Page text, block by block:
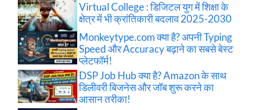
Virtual College : डिजिटल युग में शिक्षा के
क्षेत्र में भी क्रांतिकारी बदलाव 2025-2030
Monkeytype.com क्या है? अपनी Typing
Speed और Accuracy बढ़ाने का सबसे बेस्ट
प्लेटफॉर्म!
DSP Job Hub क्या है? Amazon के साथ
डिलीवरी बिजनेस और जॉब शुरू करने का
आसान तरीका!